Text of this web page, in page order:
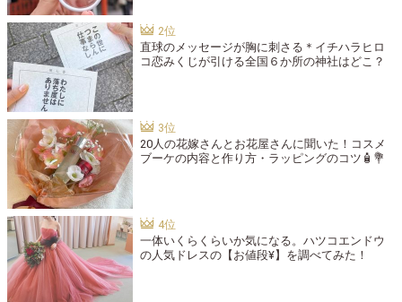
直球のメッセージが胸に刺さる＊イチハラヒロ
コ恋みくじが引ける全国６か所の神社はどこ？
20人の花嫁さんとお花屋さんに聞いた！コスメ
ブーケの内容と作り方・ラッピングのコツ🧴💐
一体いくらくらいか気になる。ハツコエンドウ
の人気ドレスの【お値段¥】を調べてみた！